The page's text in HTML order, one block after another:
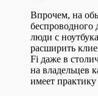
Впрочем, на
беспроводного
люди с
расширить
Fi даже в
на владельцев
имеет